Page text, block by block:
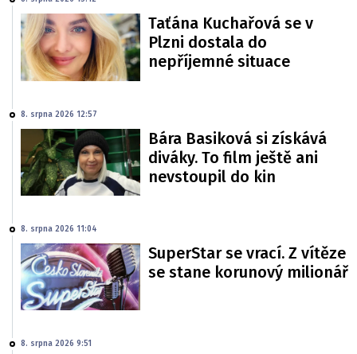
Taťána Kuchařová se v
Plzni dostala do
nepříjemné situace
8. srpna 2026 12:57
Bára Basiková si získává
diváky. To film ještě ani
nevstoupil do kin
8. srpna 2026 11:04
SuperStar se vrací. Z vítěze
se stane korunový milionář
8. srpna 2026 9:51